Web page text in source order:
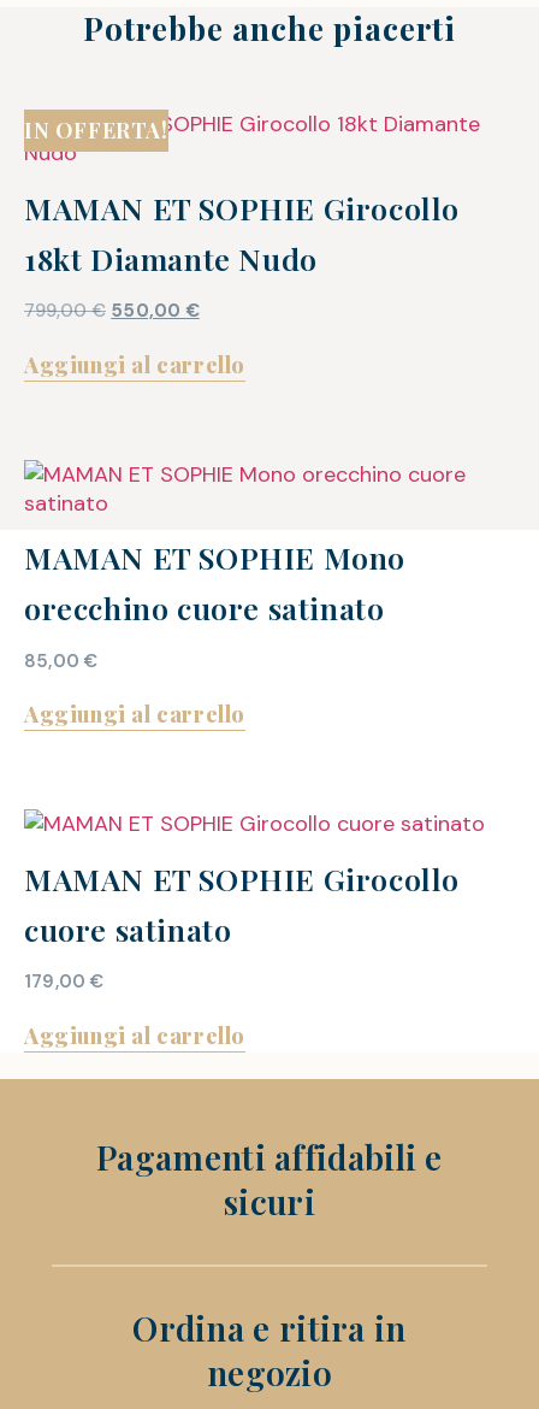
Potrebbe anche piacerti
IN OFFERTA!
MAMAN ET SOPHIE Girocollo
18kt Diamante Nudo
799,00€ 550,00 €
Aggiungi al carrello
MAMAN ET SOPHIE Mono
orecchino cuore satinato
85,00€
Aggiungi al carrello
MAMAN ET SOPHIE Girocollo
cuore satinato
179,00€
Aggiungi al carrello
Pagamenti affidabili e
sicuri
Ordina e ritira in
negozio